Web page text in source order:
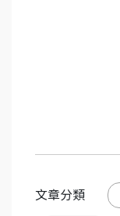
文章分類